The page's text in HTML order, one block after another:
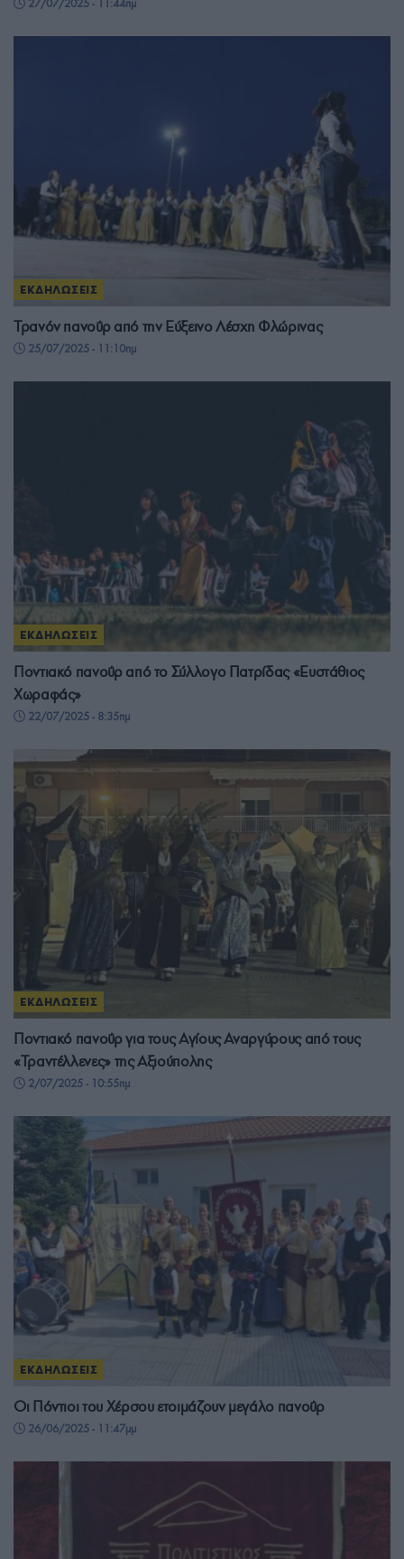
27/07/2025 - 11:44πμ
ΕΚΔΗΛΩΣΕΙΣ
Τρανόν πανοΰρ από την Εύξεινο Λέσχη Φλώρινας
25/07/2025 - 11:10πμ
ΕΚΔΗΛΩΣΕΙΣ
Ποντιακό πανοΰρ από το Σύλλογο Πατρίδας «Ευστάθιος
Χωραφάς»
22/07/2025 - 8:35πμ
ΕΚΔΗΛΩΣΕΙΣ
Ποντιακό πανοΰρ για τους Αγίους Αναργύρους από τους
«Τραντέλλενες» της Αξιούπολης
2/07/2025 - 10:55πμ
ΕΚΔΗΛΩΣΕΙΣ
Οι Πόντιοι του Χέρσου ετοιμάζουν μεγάλο πανοΰρ
26/06/2025 - 11:47μμ